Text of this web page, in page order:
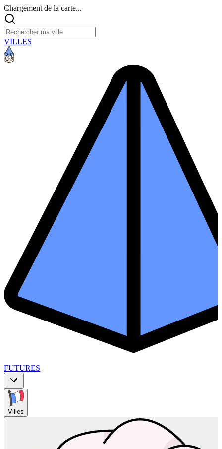
Chargement de la carte...
VILLES
FUTURES
Villes